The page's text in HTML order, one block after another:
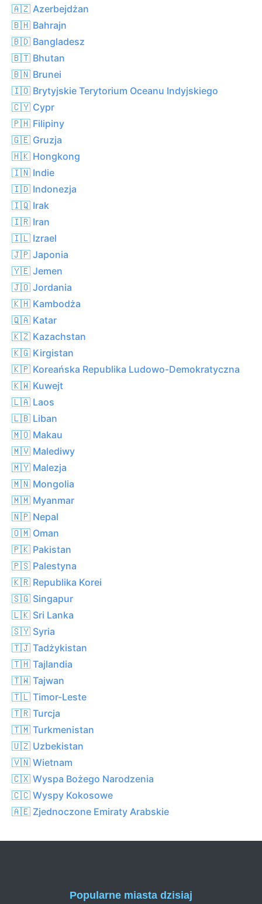
🇦🇿 Azerbejdżan
🇧🇭 Bahrajn
🇧🇩 Bangladesz
🇧🇹 Bhutan
🇧🇳 Brunei
🇮🇴 Brytyjskie Terytorium Oceanu Indyjskiego
🇨🇾 Cypr
🇵🇭 Filipiny
🇬🇪 Gruzja
🇭🇰 Hongkong
🇮🇳 Indie
🇮🇩 Indonezja
🇮🇶 Irak
🇮🇷 Iran
🇮🇱 Izrael
🇯🇵 Japonia
🇾🇪 Jemen
🇯🇴 Jordania
🇰🇭 Kambodża
🇶🇦 Katar
🇰🇿 Kazachstan
🇰🇬 Kirgistan
🇰🇵 Koreańska Republika Ludowo-Demokratyczna
🇰🇼 Kuwejt
🇱🇦 Laos
🇱🇧 Liban
🇲🇴 Makau
🇲🇻 Malediwy
🇲🇾 Malezja
🇲🇳 Mongolia
🇲🇲 Myanmar
🇳🇵 Nepal
🇴🇲 Oman
🇵🇰 Pakistan
🇵🇸 Palestyna
🇰🇷 Republika Korei
🇸🇬 Singapur
🇱🇰 Sri Lanka
🇸🇾 Syria
🇹🇯 Tadżykistan
🇹🇭 Tajlandia
🇹🇼 Tajwan
🇹🇱 Timor-Leste
🇹🇷 Turcja
🇹🇲 Turkmenistan
🇺🇿 Uzbekistan
🇻🇳 Wietnam
🇨🇽 Wyspa Bożego Narodzenia
🇨🇨 Wyspy Kokosowe
🇦🇪 Zjednoczone Emiraty Arabskie
Popularne miasta dzisiaj